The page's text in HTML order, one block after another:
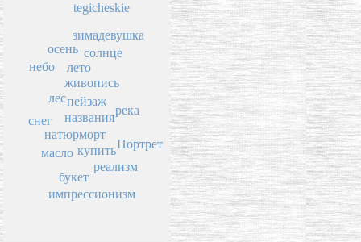
пейзаж
названия
живопись
лето
натюрморт
купить
солнце
лес
зима
осень
букет
масло
река
снег
tegicheskie
реализм
небо
импрессионизм
Портрет
девушка